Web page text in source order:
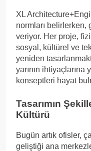
XL
normları belirlerken,
veriyor. Her proje,
sosyal, kültürel ve
yeniden
yarının ihtiyaçlarına
konseptleri hayat
Tasarımın
Kültürü
Bugün artık ofisler,
geliştiği ana